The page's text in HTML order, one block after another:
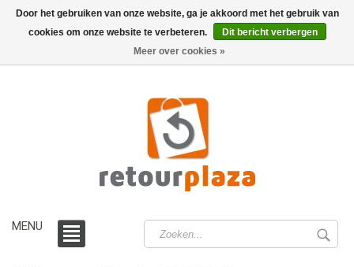
MENU
Door het gebruiken van onze website, ga je akkoord met het gebruik van
cookies om onze website te verbeteren.
Dit bericht verbergen
Meer over cookies »